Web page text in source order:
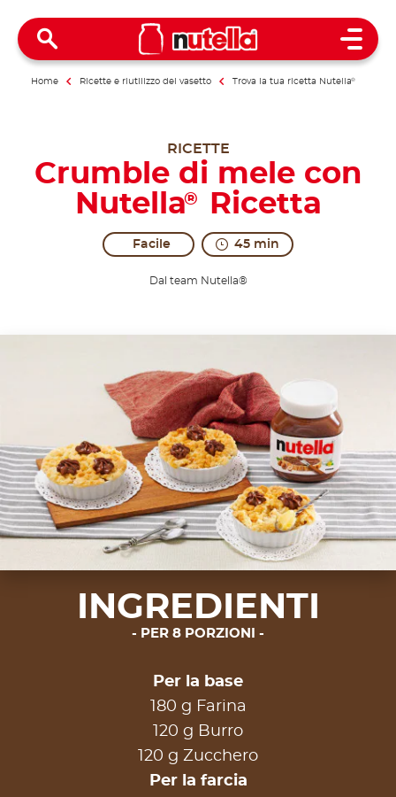
Open
Home Ricette e riutilizzo del vasetto Trova la tua ricetta Nutella®
RICETTE
Crumble di mele con
Nutella® Ricetta
Facile 45 min
Dal team Nutella®
INGREDIENTI
PER 8 PORZIONI
Per la base
180 g Farina
120 g Burro
120 g Zucchero
Per la farcia